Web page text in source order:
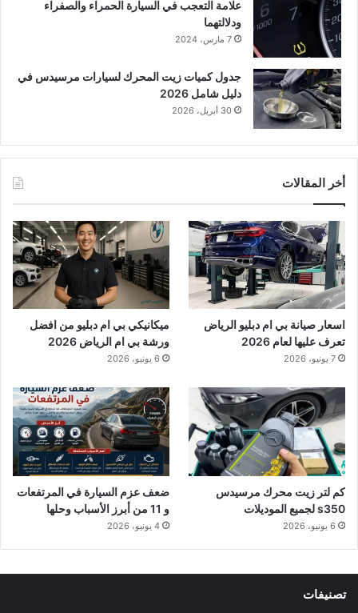
علامة التعجب في السيارة الحمراء والصفراء
ودلالتهما
7 مارس، 2024
جدول كميات زيت المحرك لسيارات مرسيدس في
دليل شامل 2026
30 أبريل، 2026
أخر المقالات
اسعار صيانة بي ام دبليو الرياض
تعرف عليها لعام 2026
7 يونيو، 2026
ميكانيكي بي ام دبليو من افضل
ورشة بي ام الرياض 2026
6 يونيو، 2026
كم لتر زيت محرك مرسيدس
s350 لجميع الموديلات
6 يونيو، 2026
ضعف عزم السيارة في المرتفعات
و 11 من أبرز الأسباب وحلها
4 يونيو، 2026
تصنيفات